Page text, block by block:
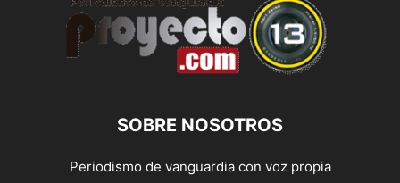
SOBRE NOSOTROS
Periodismo de vanguardia con voz propia